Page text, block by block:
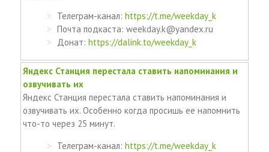
Телеграм-канал: https://t.me/weekday_k
Почта подкаста: weekday.k@yandex.ru
Донат: https://dalink.to/weekday_k
Яндекс Станция перестала ставить напоминания и
озвучивать их
Яндекс Станция перестала ставить напоминания и
озвучивать их. Особенно когда просишь ее напомнить
что-то через 25 минут.
Телеграм-канал: https://t.me/weekday_k